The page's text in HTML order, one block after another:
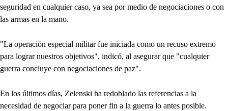
seguridad en cualquier caso, ya sea por medio de negociaciones o con
las armas en la mano.
"La operación especial militar fue iniciada como un recuso extremo
para lograr nuestros objetivos", indicó, al asegurar que "cualquier
guerra concluye con negociaciones de paz".
En los últimos días, Zelenski ha redoblado las referencias a la
necesidad de negociar para poner fin a la guerra lo antes posible.